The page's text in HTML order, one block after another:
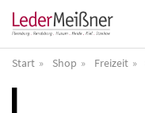
Start Shop Freizeit